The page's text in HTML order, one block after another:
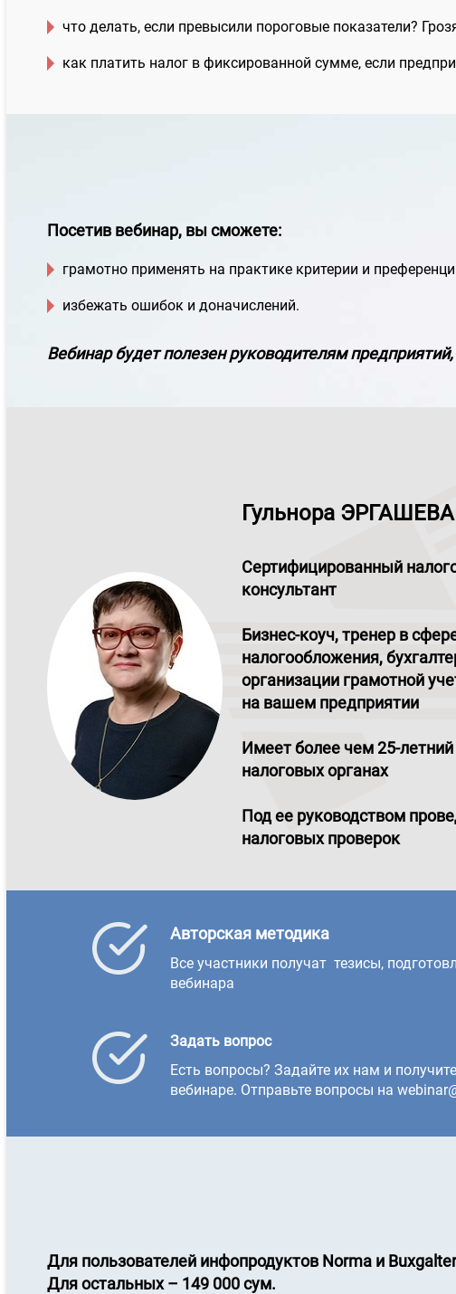
что делать, если превысили пороговые показатели?
как платить налог в фиксированной сумме, если
Посетив вебинар, вы сможете:
грамотно применять на практике критерии и
избежать ошибок и доначислений.
Вебинар будет полезен руководителям
Гульнора ЭРГАШЕВА
Сертифицированный
консультант
Бизнес-коуч, тренер в
налогообложения,
организации грамотной
на вашем предприятии
Имеет более чем 25-
налоговых органах
Под ее руководством
налоговых проверок
Авторская методика
Все участники получат тезисы,
вебинара
Задать вопрос
Есть вопросы? Задайте их нам и
вебинаре. Отправьте вопросы на
Для пользователей инфопродуктов Norma и
Для остальных – 149 000 сум.